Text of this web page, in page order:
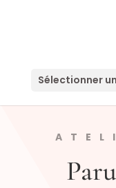
Sélectionner